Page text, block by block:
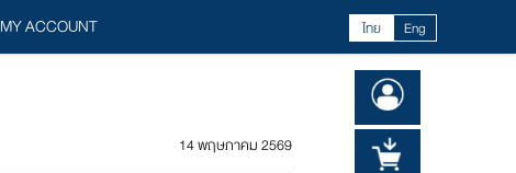
MY ACCOUNT ไทย Eng
14 พฤษภาคม 2569